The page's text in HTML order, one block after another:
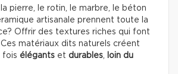
pierre, le rotin, le marbre, le béton
artisanale prennent toute la
Offrir des textures riches qui font
matériaux dits naturels créent
fois élégants et durables, loin du